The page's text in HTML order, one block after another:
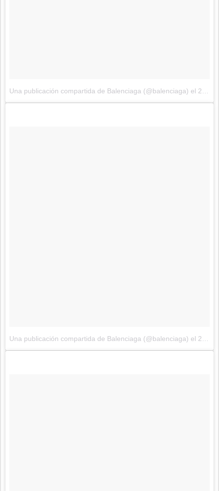
Una publicación compartida de Balenciaga (@balenciaga) el 29 de Sep de 2017 a la(s) 12:32 PDT
Una publicación compartida de Balenciaga (@balenciaga) el 29 de Sep de 2017 a la(s) 12:32 PDT